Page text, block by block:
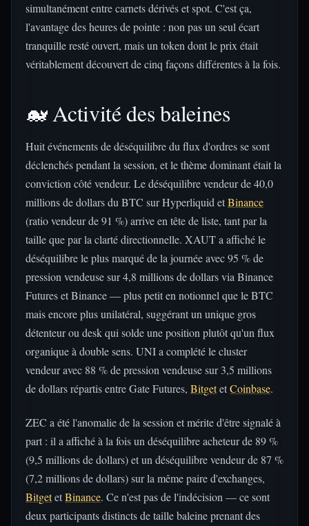
simultanément entre carnets dérivés et spot. C'est ça,
l'avantage des heures de pointe : non pas un seul écart
tranquille resté ouvert, mais un token dont le prix était
véritablement découvert de cinq façons différentes à la fois.
🐋 Activité des baleines
Huit événements de déséquilibre du flux d'ordres se sont
déclenchés pendant la session, et le thème dominant était la
conviction côté vendeur. Le déséquilibre vendeur de 40,0
millions de dollars du BTC sur Hyperliquid etBinance
(ratio vendeur de 91 %) arrive en tête de liste, tant par la
taille que par la clarté directionnelle. XAUT a affiché le
déséquilibre le plus marqué de la journée avec 95 % de
pression vendeuse sur 4,8 millions de dollars via Binance
Futures et Binance — plus petit en notionnel que le BTC
mais encore plus unilatéral, suggérant un unique gros
détenteur ou desk qui solde une position plutôt qu'un flux
organique à double sens. UNI a complété le cluster
vendeur avec 88 % de pression vendeuse sur 3,5 millions
de dollars répartis entre Gate Futures, BitgetetCoinbase.
ZEC a été l'anomalie de la session et mérite d'être signalé à
part : il a affiché à la fois un déséquilibre acheteur de 89 %
(9,5 millions de dollars) et un déséquilibre vendeur de 87 %
(7,2 millions de dollars) sur la même paire d'exchanges,
BitgetetBinance. Ce n'est pas de l'indécision — ce sont
deux participants distincts de taille baleine prenant des